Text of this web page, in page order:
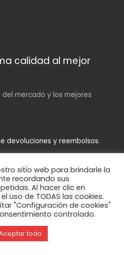
calidad al mejor
mercado y los mejores
devoluciones y reembolsos.
© 2026 | BikerStyle
sitio web para brindarle la
recordando sus
Al hacer clic en
uso de TODAS las cookies.
"Configuración de cookies"
controlado.
todo